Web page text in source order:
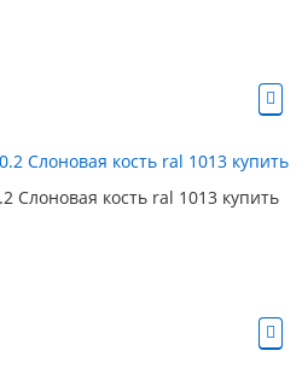
Слоновая кость ral 1013 купить